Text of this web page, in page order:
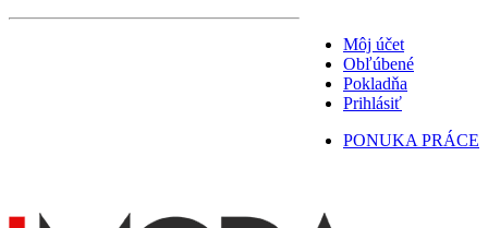
Môj účet
Obľúbené
Pokladňa
Prihlásiť
PONUKA PRÁCE